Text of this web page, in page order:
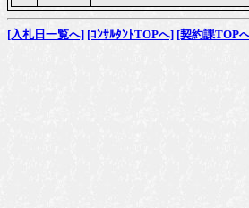
[入札日一覧へ] [ｺﾝｻﾙﾀﾝﾄTOPへ] [契約課TOP